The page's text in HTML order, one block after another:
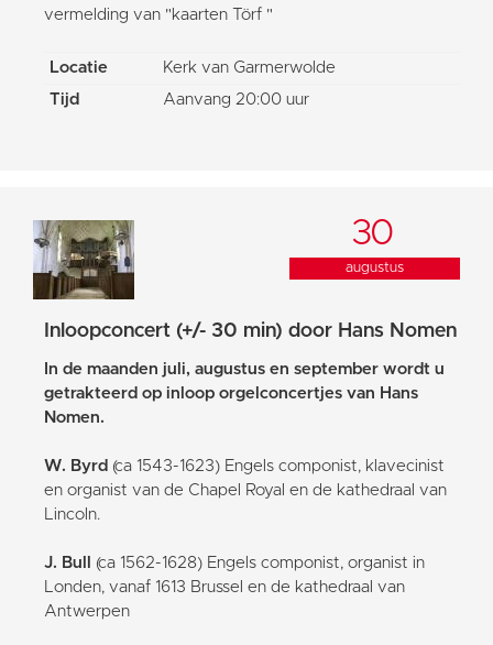
vermelding van "kaarten Törf "
Locatie
Kerk van Garmerwolde
Tijd
Aanvang 20:00 uur
30
augustus
Inloopconcert (+/- 30 min) door Hans Nomen
In de maanden juli, augustus en september wordt u
getrakteerd op inloop orgelconcertjes van Hans
Nomen.
W. Byrd (ca 1543-1623) Engels componist, klavecinist
en organist van de Chapel Royal en de kathedraal van
Lincoln.
J. Bull
(ca 1562-1628) Engels componist, organist in
Londen, vanaf 1613 Brussel en de kathedraal van
Antwerpen